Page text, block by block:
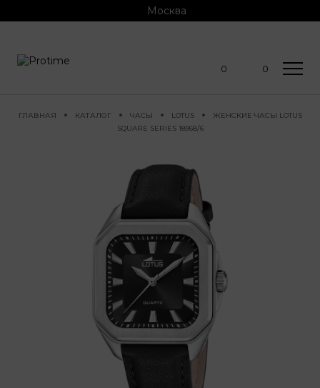
Москва
0 0
ГЛАВНАЯ КАТАЛОГ ЧАСЫ LOTUS
ЖЕНСКИЕ ЧАСЫ LOTUS
SQUARE SERIES 18968/6